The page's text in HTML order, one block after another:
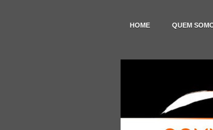
HOME QUEM